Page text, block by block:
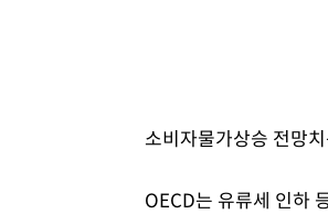
소비자물가상승 전망
OECD는 유류세 인하